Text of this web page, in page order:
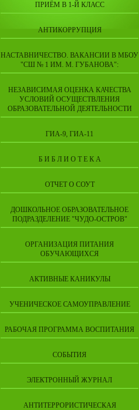
ПРИЁМ В 1-Й КЛАСС
АНТИКОРРУПЦИЯ
НАСТАВНИЧЕСТВО. ВАКАНСИИ В МБОУ
"СШ № 1 ИМ. М. ГУБАНОВА":
НЕЗАВИСИМАЯ ОЦЕНКА КАЧЕСТВА
УСЛОВИЙ ОСУЩЕСТВЛЕНИЯ
ОБРАЗОВАТЕЛЬНОЙ ДЕЯТЕЛЬНОСТИ
ГИА-9, ГИА-11
Б И Б Л И О Т Е К А
ОТЧЕТ О СОУТ
ДОШКОЛЬНОЕ ОБРАЗОВАТЕЛЬНОЕ
ПОДРАЗДЕЛЕНИЕ "ЧУДО-ОСТРОВ"
ОРГАНИЗАЦИЯ ПИТАНИЯ
ОБУЧАЮЩИХСЯ
АКТИВНЫЕ КАНИКУЛЫ
УЧЕНИЧЕСКОЕ САМОУПРАВЛЕНИЕ
РАБОЧАЯ ПРОГРАММА ВОСПИТАНИЯ
СОБЫТИЯ
ЭЛЕКТРОННЫЙ ЖУРНАЛ
АНТИТЕРРОРИСТИЧЕСКАЯ